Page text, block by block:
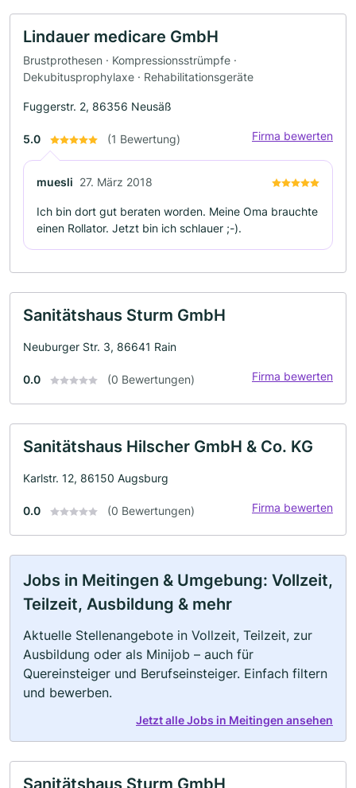
Lindauer medicare GmbH
Brustprothesen · Kompressionsstrümpfe ·
Dekubitusprophylaxe · Rehabilitationsgeräte
Fuggerstr. 2, 86356 Neusäß
5.0 (1 Bewertung) Firma bewerten
muesli 27. März 2018
Ich bin dort gut beraten worden. Meine Oma brauchte
einen Rollator. Jetzt bin ich schlauer ;-).
Sanitätshaus Sturm GmbH
Neuburger Str. 3, 86641 Rain
0.0 (0 Bewertungen) Firma bewerten
Sanitätshaus Hilscher GmbH & Co. KG
Karlstr. 12, 86150 Augsburg
0.0 (0 Bewertungen) Firma bewerten
Jobs in Meitingen & Umgebung: Vollzeit,
Teilzeit, Ausbildung & mehr
Aktuelle Stellenangebote in Vollzeit, Teilzeit, zur
Ausbildung oder als Minijob – auch für
Quereinsteiger und Berufseinsteiger. Einfach filtern
und bewerben.
Jetzt alle Jobs in Meitingen ansehen
Sanitätshaus Sturm GmbH